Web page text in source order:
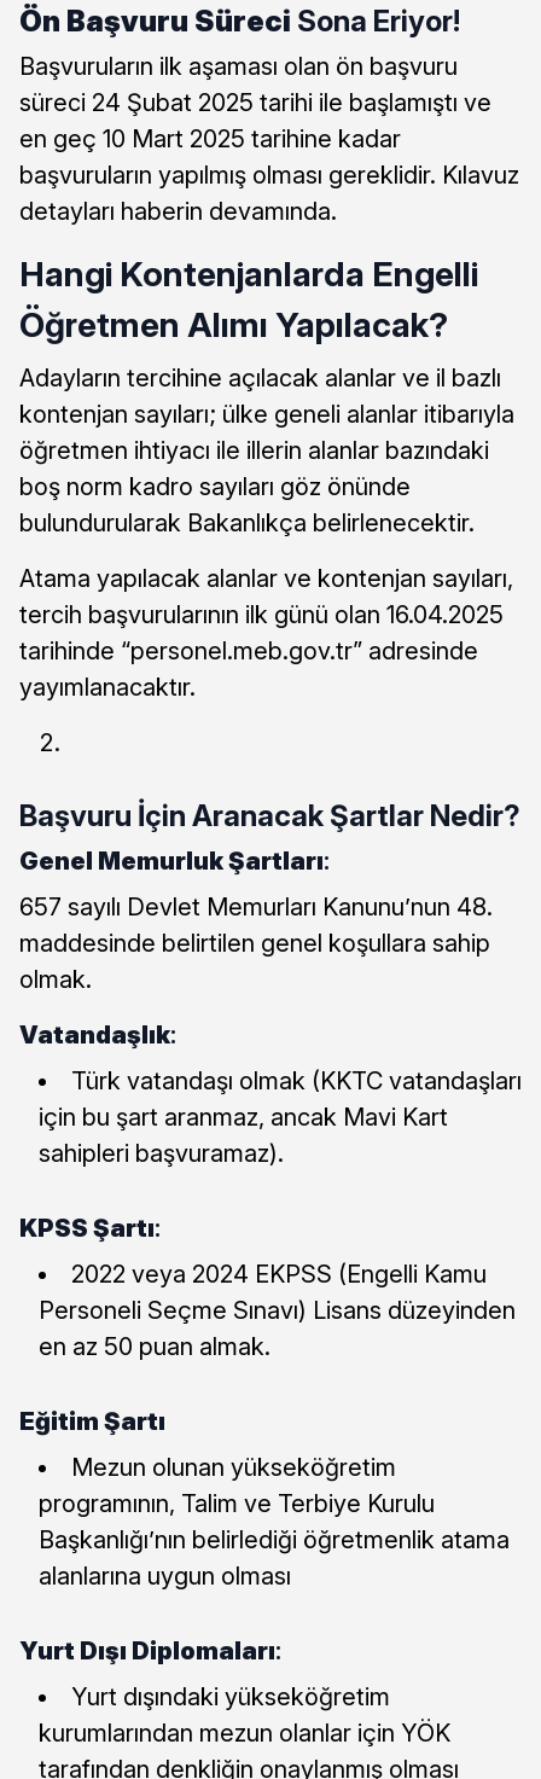
Ön Başvuru Süreci Sona Eriyor!
Başvuruların ilk aşaması olan ön başvuru
süreci 24 Şubat 2025 tarihi ile başlamıştı ve
en geç 10 Mart 2025 tarihine kadar
başvuruların yapılmış olması gereklidir. Kılavuz
detayları haberin devamında.
Hangi Kontenjanlarda Engelli
Öğretmen Alımı Yapılacak?
Adayların tercihine açılacak alanlar ve il bazlı
kontenjan sayıları; ülke geneli alanlar itibarıyla
öğretmen ihtiyacı ile illerin alanlar bazındaki
boş norm kadro sayıları göz önünde
bulundurularak Bakanlıkça belirlenecektir.
Atama yapılacak alanlar ve kontenjan sayıları,
tercih başvurularının ilk günü olan 16.04.2025
tarihinde “personel.meb.gov.tr” adresinde
yayımlanacaktır.
Başvuru İçin Aranacak Şartlar Nedir?
Genel Memurluk Şartları:
657 sayılı Devlet Memurları Kanunu’nun 48.
maddesinde belirtilen genel koşullara sahip
olmak.
Vatandaşlık:
Türk vatandaşı olmak (KKTC vatandaşları
için bu şart aranmaz, ancak Mavi Kart
sahipleri başvuramaz).
KPSS Şartı:
2022 veya 2024 EKPSS (Engelli Kamu
Personeli Seçme Sınavı) Lisans düzeyinden
en az 50 puan almak.
Eğitim Şartı
Mezun olunan yükseköğretim
programının, Talim ve Terbiye Kurulu
Başkanlığı’nın belirlediği öğretmenlik atama
alanlarına uygun olması
Yurt Dışı Diplomaları:
Yurt dışındaki yükseköğretim
kurumlarından mezun olanlar için YÖK
tarafından denkliğin onaylanmış olması